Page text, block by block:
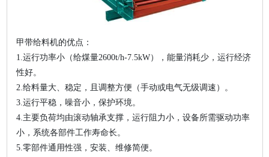
甲带给料机的优点：
1.运行功率小（给煤量2600t/h-7.5kW），能量消耗少，运行经济
性好。
2.给料量大、稳定，且调整方便（手动或电气无级调速）。
3.运行平稳，噪音小，保护环境。
4.主要负荷均由滚动轴承支撑，运行阻力小，设备所需驱动功率
小，系统各部件工作寿命长。
5.零部件通用性强，安装、维修简便。